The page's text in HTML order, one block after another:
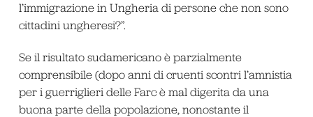
l’immigrazione in Ungheria di persone che non sono
cittadini ungheresi?”.
Se il risultato sudamericano è parzialmente
comprensibile (dopo anni di cruenti scontri l’amnistia
per i guerriglieri delle Farc è mal digerita da una
buona parte della popolazione, nonostante il